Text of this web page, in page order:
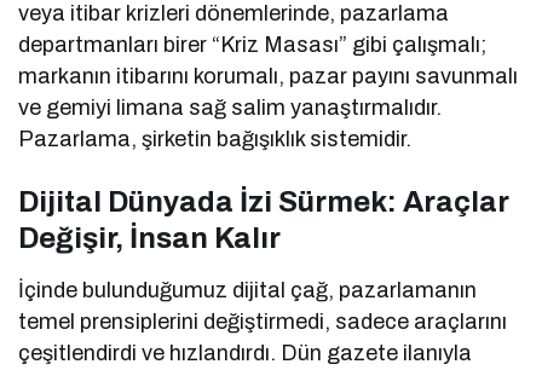
veya itibar krizleri dönemlerinde, pazarlama
departmanları birer “Kriz Masası” gibi çalışmalı;
markanın itibarını korumalı, pazar payını savunmalı
ve gemiyi limana sağ salim yanaştırmalıdır.
Pazarlama, şirketin bağışıklık sistemidir.
Dijital Dünyada İzi Sürmek: Araçlar
Değişir, İnsan Kalır
İçinde bulunduğumuz dijital çağ, pazarlamanın
temel prensiplerini değiştirmedi, sadece araçlarını
çeşitlendirdi ve hızlandırdı. Dün gazete ilanıyla